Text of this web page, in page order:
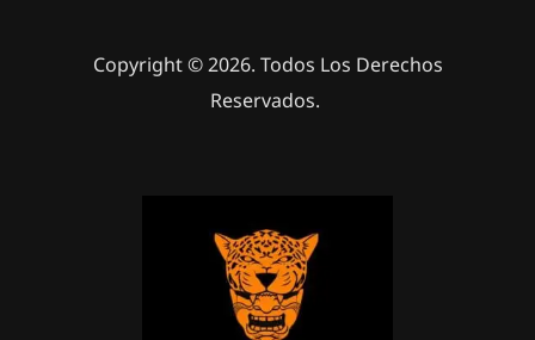
Copyright © 2026. Todos Los Derechos
Reservados.